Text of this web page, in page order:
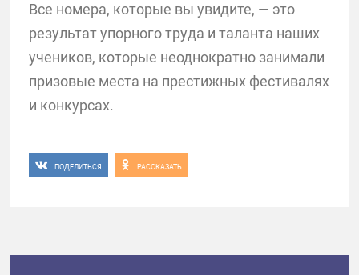
Все номера, которые вы увидите, — это
результат упорного труда и таланта наших
учеников, которые неоднократно занимали
призовые места на престижных фестивалях
и конкурсах.
ПОДЕЛИТЬСЯ РАССКАЗАТЬ